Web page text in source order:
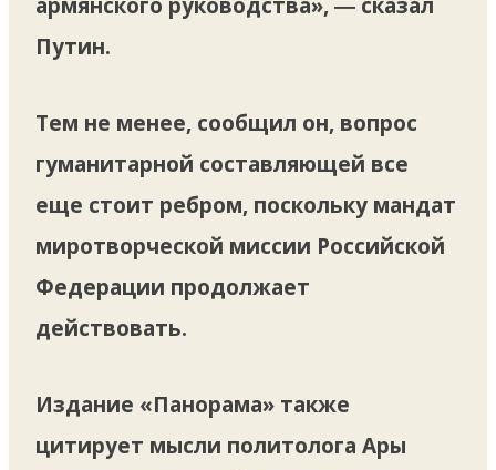
Путин.
Тем не менее, сообщил он, вопрос
гуманитарной составляющей все
еще стоит ребром, поскольку мандат
миротворческой миссии Российской
Федерации продолжает
действовать.
Издание «Панорама» также
цитирует мысли политолога Ары